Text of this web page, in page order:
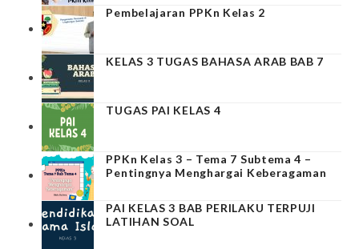
Pembelajaran PPKn Kelas 2
KELAS 3 TUGAS BAHASA ARAB BAB 7
TUGAS PAI KELAS 4
PPKn Kelas 3 – Tema 7 Subtema 4 –
Pentingnya Menghargai Keberagaman
PAI KELAS 3 BAB PERILAKU TERPUJI
LATIHAN SOAL